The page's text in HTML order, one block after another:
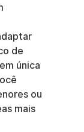
de
única
ou
mais